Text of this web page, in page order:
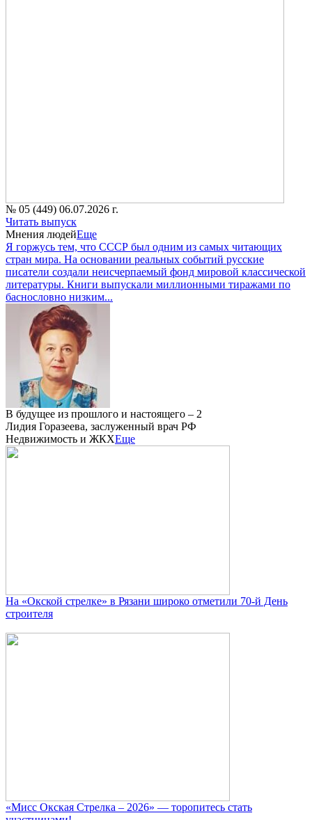
№ 05 (449) 06.07.2026 г.
Читать выпуск
Мнения людейЕще
Я горжусь тем, что СССР был одним из самых читающих
стран мира. На основании реальных событий русские
писатели создали неисчерпаемый фонд мировой классической
литературы. Книги выпускали миллионными тиражами по
баснословно низким...
В будущее из прошлого и настоящего – 2
Лидия Горазеева, заслуженный врач РФ
Недвижимость и ЖКХЕще
На «Окской стрелке» в Рязани широко отметили 70-й День
строителя
«Мисс Окская Стрелка – 2026» — торопитесь стать